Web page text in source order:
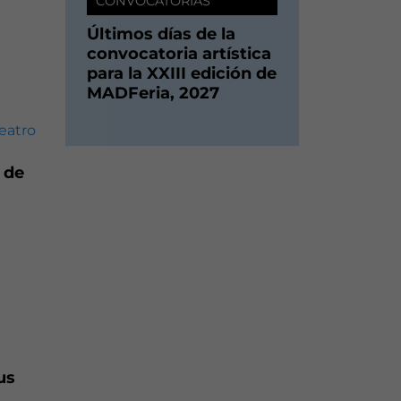
Últimos días de la
convocatoria artística
para la XXIII edición de
MADFeria, 2027